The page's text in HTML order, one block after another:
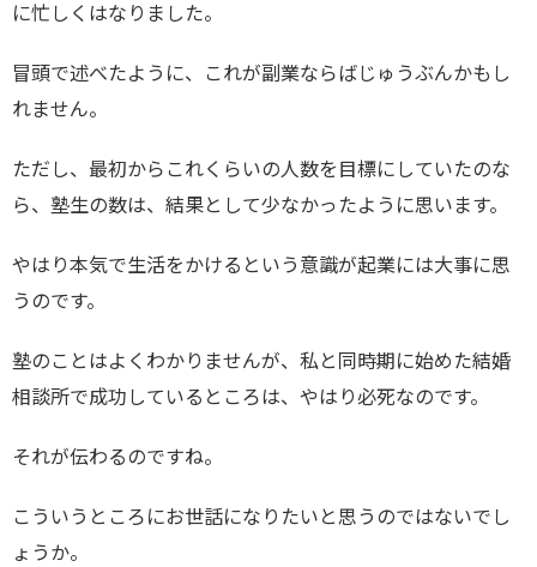
に忙しくはなりました。
冒頭で述べたように、これが副業ならばじゅうぶんかもし
れません。
ただし、最初からこれくらいの人数を目標にしていたのな
ら、塾生の数は、結果として少なかったように思います。
やはり本気で生活をかけるという意識が起業には大事に思
うのです。
塾のことはよくわかりませんが、私と同時期に始めた結婚
相談所で成功しているところは、やはり必死なのです。
それが伝わるのですね。
こういうところにお世話になりたいと思うのではないでし
ょうか。